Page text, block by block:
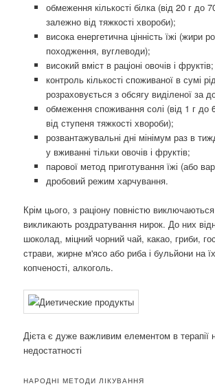
обмеження кількості білка (від 20 г до
залежно від тяжкості хвороби);
висока енергетична цінність їжі (жири
походження, вуглеводи);
високий вміст в раціоні овочів і фруктів;
контроль кількості споживаної в сумі
розраховується з обсягу виділеної за
обмеження споживання солі (від 1 г до
від ступеня тяжкості хвороби);
розвантажувальні дні мінімум раз в
у вживанні тільки овочів і фруктів;
парової метод приготування їжі (або
дробовий режим харчування.
Крім цього, з раціону повністю
викликають роздратування нирок. До них
шоколад, міцний чорний чай, какао, гриби,
страви, жирне м'ясо або риба і бульйони на
копченості, алкоголь.
Дієта є дуже важливим елементом в терапії
недостатності
НАРОДНІ МЕТОДИ ЛІКУВАННЯ